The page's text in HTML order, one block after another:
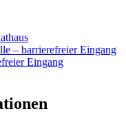
– barrierefreier Eingang
Eingang